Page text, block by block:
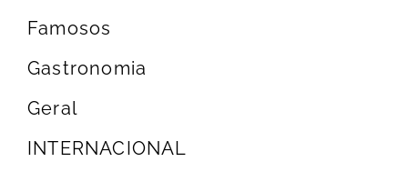
Famosos
Gastronomia
Geral
INTERNACIONAL